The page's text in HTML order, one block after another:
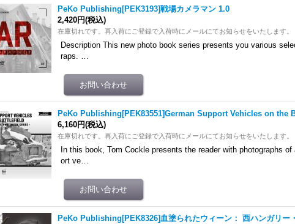
PeKo Publishing[PEK3193]戦場カメラマン 1.0
2,420円(税込)
在庫切れです。再入荷にご登録で入荷時にメールにてお知らせをいたします。
Description This new photo book series presents you various
raps. …
PeKo Publishing[PEK83551]German Support Vehicles on the
6,160円(税込)
在庫切れです。再入荷にご登録で入荷時にメールにてお知らせをいたします。
In this book, Tom Cockle presents the reader with photographs
ort ve…
PeKo Publishing[PEK8326]血塗られたウィーン： 西ハンガリー